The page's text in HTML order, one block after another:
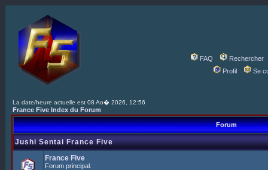
FAQ
Rechercher
Profil
Se
La date/heure actuelle est 08 Ao� 2026, 12:56
France Five Index du Forum
Forum
Jushi Sentai France Five
France Five
Forum principal.